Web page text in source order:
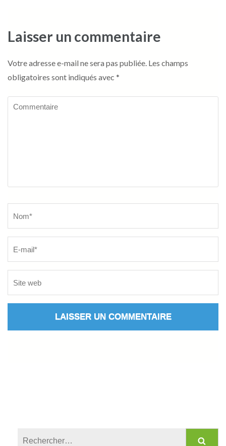
Laisser un commentaire
Votre adresse e-mail ne sera pas publiée. Les champs
obligatoires sont indiqués avec *
Commentaire